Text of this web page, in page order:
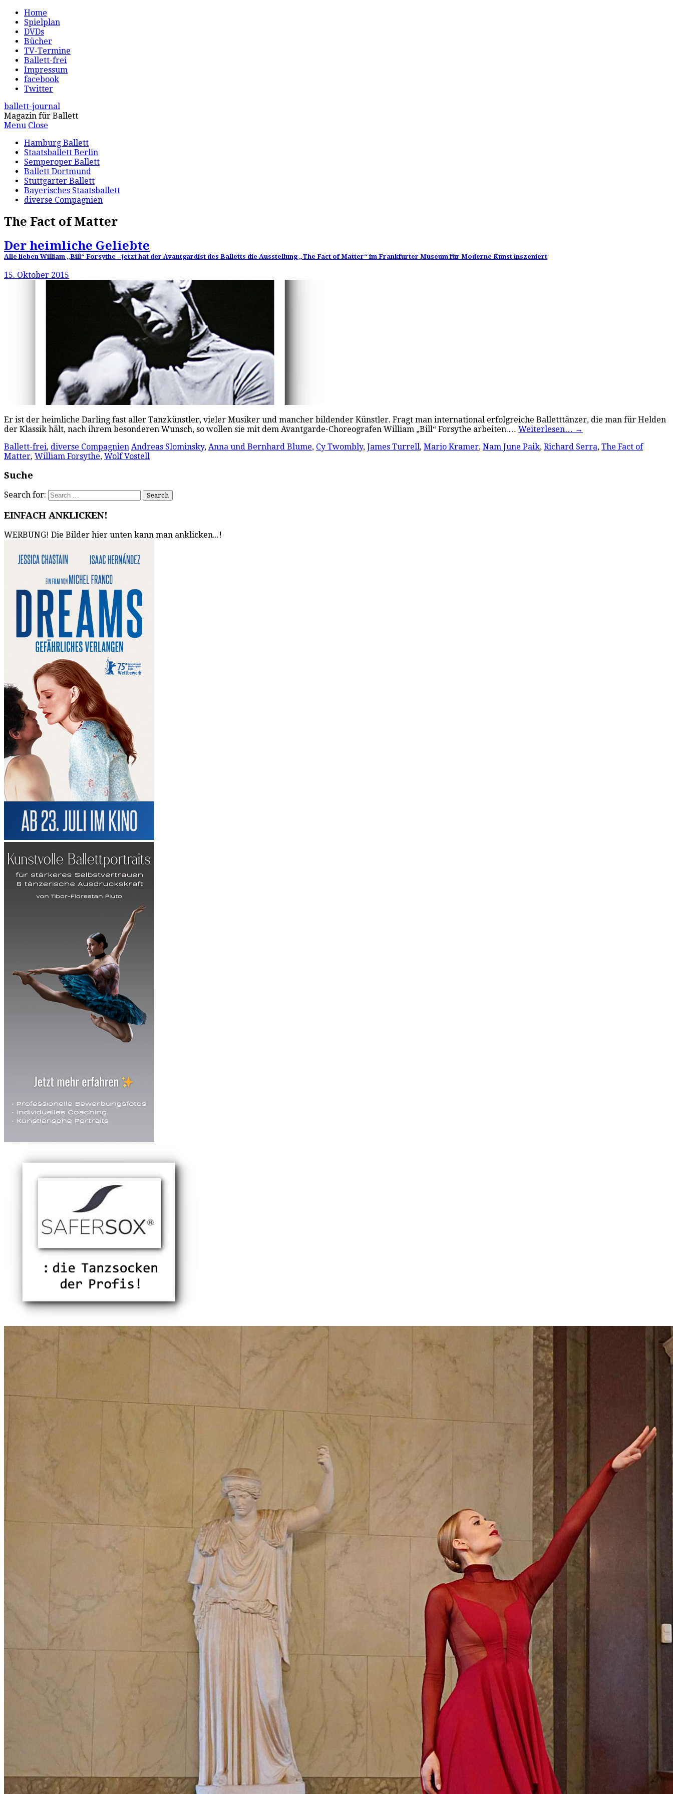
Home
Spielplan
DVDs
Bücher
TV-Termine
Ballett-frei
Impressum
facebook
Twitter
ballett-journal
Magazin für Ballett
Menu Close
Hamburg Ballett
Staatsballett Berlin
Semperoper Ballett
Ballett Dortmund
Stuttgarter Ballett
Bayerisches Staatsballett
diverse Compagnien
The Fact of Matter
Der heimliche Geliebte
Alle lieben William „Bill“ Forsythe – jetzt hat der Avantgardist des Balletts die Ausstellung „The Fact of Matter“ im Frankfurter Museum für Moderne Kunst inszeniert
15. Oktober 2015
Er ist der heimliche Darling fast aller Tanzkünstler, vieler Musiker und mancher bildender Künstler. Fragt man international erfolgreiche Balletttänzer, die man für Helden
der Klassik hält, nach ihrem besonderen Wunsch, so wollen sie mit dem Avantgarde-Choreografen William „Bill“ Forsythe arbeiten.… Weiterlesen… →
Ballett-frei, diverse Compagnien Andreas Slominsky, Anna und Bernhard Blume, Cy Twombly, James Turrell, Mario Kramer, Nam June Paik, Richard Serra, The Fact of
Matter, William Forsythe, Wolf Vostell
Suche
Search for:
EINFACH ANKLICKEN!
WERBUNG! Die Bilder hier unten kann man anklicken...!